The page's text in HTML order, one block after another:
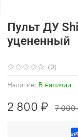
(0)
Наличие: В наличии
Пульт ДУ
уцененный
2 800 ₽ 7 000